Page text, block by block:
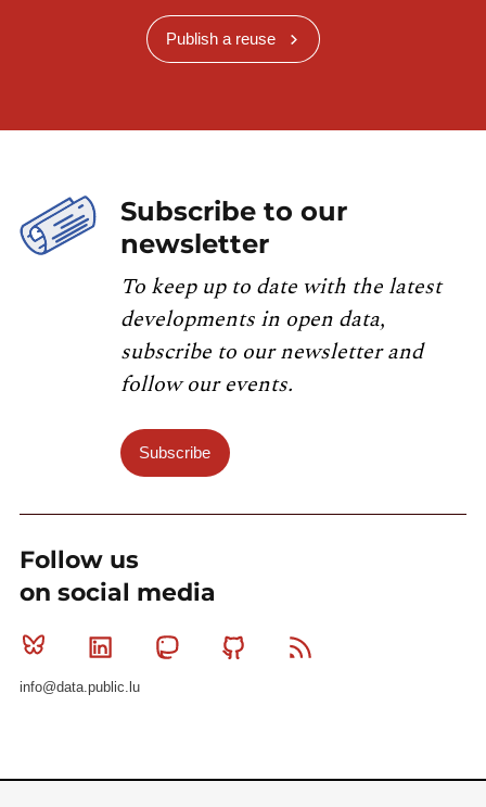
Publish a reuse
Subscribe to our
newsletter
To keep up to date with the latest
developments in open data,
subscribe to our newsletter and
follow our events.
Subscribe
Follow us
on social media
Bluesky Linkedin MastodonGithub
info@data.public.lu